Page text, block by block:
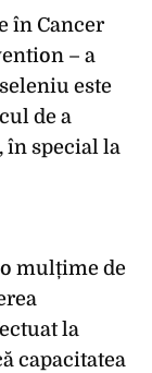
în Cancer
– a
este
de a
în special la
mulțime de
la
capacitatea